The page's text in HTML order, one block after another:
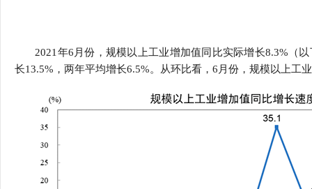
学会章程
行
贸易与流
价格指数
2021年6月份，规模以上工业增加值同比实际增长8.3%（
长13.5%，两年平均增长6.5%。从环比看，6月份，规模以上工